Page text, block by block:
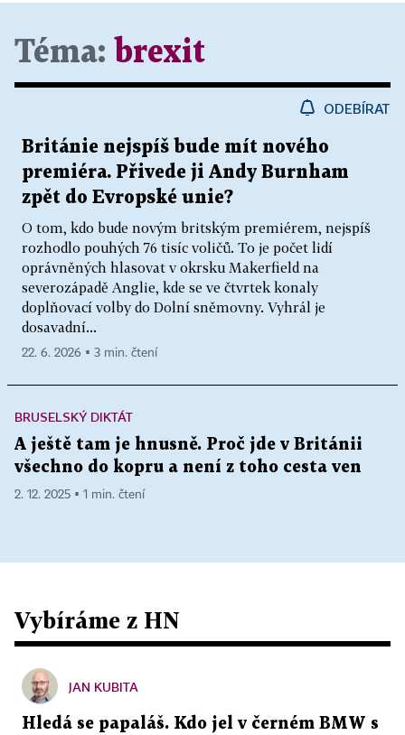
Téma: brexit
ODEBÍRAT
Británie nejspíš bude mít nového
premiéra. Přivede ji Andy Burnham
zpět do Evropské unie?
O tom, kdo bude novým britským premiérem, nejspíš
rozhodlo pouhých 76 tisíc voličů. To je počet lidí
oprávněných hlasovat v okrsku Makerfield na
severozápadě Anglie, kde se ve čtvrtek konaly
doplňovací volby do Dolní sněmovny. Vyhrál je
dosavadní...
22. 6. 2026 ▪ 3 min. čtení
BRUSELSKÝ DIKTÁT
A ještě tam je hnusně. Proč jde v Británii
všechno do kopru a není z toho cesta ven
2. 12. 2025 ▪ 1 min. čtení
Vybíráme z HN
JAN KUBITA
Hledá se papaláš. Kdo jel v černém BMW s